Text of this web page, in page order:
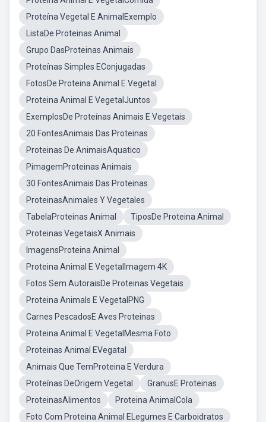
Proteína Vegetal E AnimalExemplo
ListaDe Proteinas Animal
Grupo DasProteinas Animais
Proteínas Simples EConjugadas
FotosDe Proteina Animal E Vegetal
Proteina Animal E VegetalJuntos
ExemplosDe Proteínas Animais E Vegetais
20 FontesAnimais Das Proteinas
Proteinas De AnimaisAquatico
PimagemProteinas Animais
30 FontesAnimais Das Proteinas
ProteinasAnimales Y Vegetales
TabelaProteinas Animal
TiposDe Proteina Animal
Proteinas VegetaisX Animais
ImagensProteina Animal
Proteina Animal E VegetalImagem 4K
Fotos Sem AutoraisDe Proteinas Vegetais
Proteina Animals E VegetalPNG
Carnes PescadosE Aves Proteinas
Proteina Animal E VegetalMesma Foto
Proteinas Animal EVegatal
Animais Que TemProteina E Verdura
Proteínas DeOrigem Vegetal
GranusE Proteinas
ProteinasAlimentos
Proteina AnimalCola
Foto Com Proteina Animal ELegumes E Carboidratos